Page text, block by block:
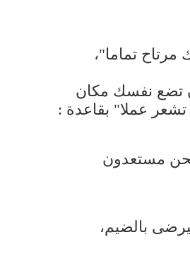
تماما"،
تضع نفسك مكان
تشعر عملا" بقاعدة :
مستعدون
بالضيم،